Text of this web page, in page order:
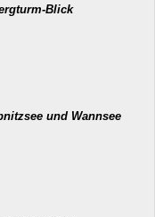
Blick
und Wannsee